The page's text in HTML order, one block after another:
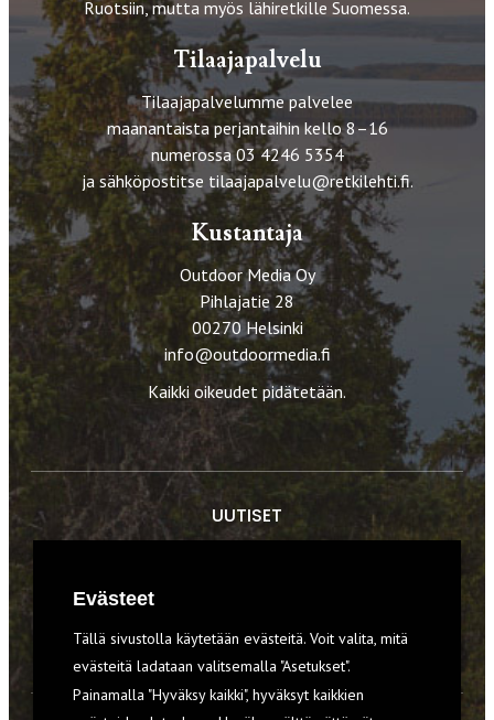
Ruotsiin, mutta myös lähiretkille Suomessa.
Tilaajapalvelu
Tilaajapalvelumme palvelee
maanantaista perjantaihin kello 8–16
numerossa 03 4246 5354
ja sähköpostitse tilaajapalvelu@retkilehti.fi.
Kustantaja
Outdoor Media Oy
Pihlajatie 28
00270 Helsinki
info@outdoormedia.fi
Kaikki oikeudet pidätetään.
UUTISET
VARUSTEET
Evästeet
Tällä sivustolla käytetään evästeitä. Voit valita, mitä
evästeitä ladataan valitsemalla "Asetukset".
Painamalla "Hyväksy kaikki", hyväksyt kaikkien